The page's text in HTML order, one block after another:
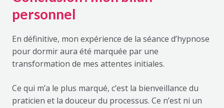
personnel
En définitive, mon expérience de la séance d’hypnose
pour dormir aura été marquée par une
transformation de mes attentes initiales.
Ce qui m’a le plus marqué, c’est la bienveillance du
praticien et la douceur du processus. Ce n’est ni un